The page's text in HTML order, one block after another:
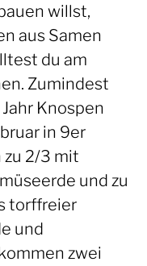
willst,
aus Samen
du am
Zumindest
Knospen
in 9er
zu 2/3 mit
und zu
torffreier
und
zwei